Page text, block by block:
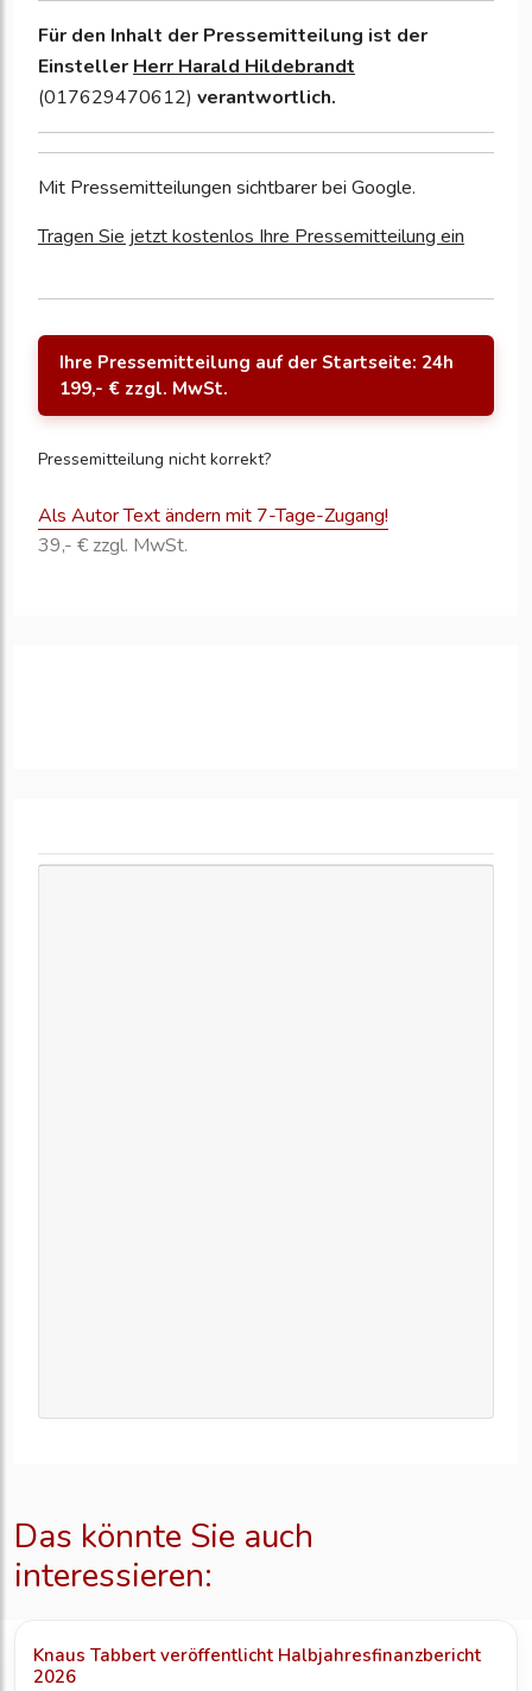
Für den Inhalt der Pressemitteilung ist der
Einsteller Herr Harald Hildebrandt
(017629470612) verantwortlich.
Mit Pressemitteilungen sichtbarer bei Google.
Tragen Sie jetzt kostenlos Ihre Pressemitteilung ein
Ihre Pressemitteilung auf der Startseite: 24h
199,- € zzgl. MwSt.
Pressemitteilung nicht korrekt?
Als Autor Text ändern mit 7-Tage-Zugang!
39,- € zzgl. MwSt.
Das könnte Sie auch
interessieren:
Knaus Tabbert veröffentlicht Halbjahresfinanzbericht
2026